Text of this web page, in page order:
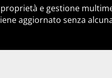
e gestione
aggiornato senza